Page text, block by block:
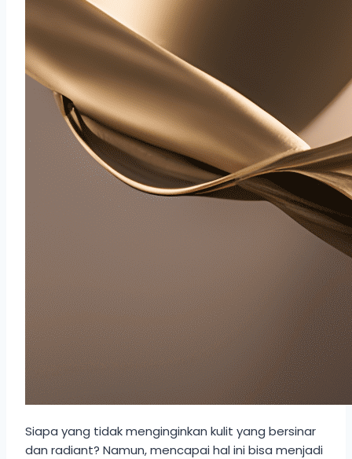
Siapa yang tidak menginginkan kulit yang bersinar
dan radiant? Namun, mencapai hal ini bisa menjadi